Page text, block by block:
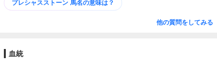
プレシャスストーン 馬名の意味は？
他の質問をしてみる
血統